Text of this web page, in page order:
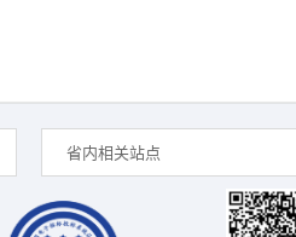
省内相关站点